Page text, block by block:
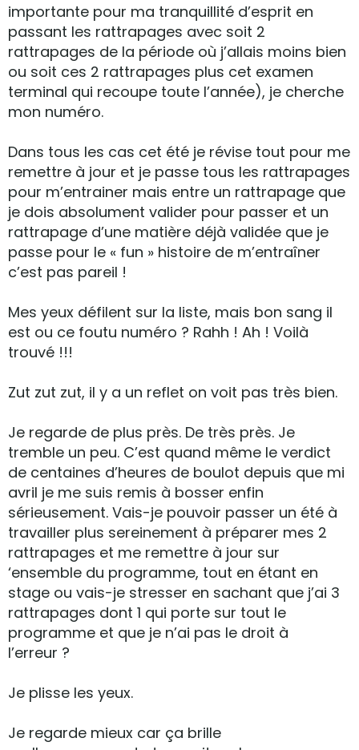
importante pour ma tranquillité d’esprit en
passant les rattrapages avec soit 2
rattrapages de la période où j’allais moins bien
ou soit ces 2 rattrapages plus cet examen
terminal qui recoupe toute l’année), je cherche
mon numéro.
Dans tous les cas cet été je révise tout pour me
remettre à jour et je passe tous les rattrapages
pour m’entrainer mais entre un rattrapage que
je dois absolument valider pour passer et un
rattrapage d’une matière déjà validée que je
passe pour le « fun » histoire de m’entraîner
c’est pas pareil !
Mes yeux défilent sur la liste, mais bon sang il
est ou ce foutu numéro ? Rahh ! Ah ! Voilà
trouvé !!!
Zut zut zut, il y a un reflet on voit pas très bien.
Je regarde de plus près. De très près. Je
tremble un peu. C’est quand même le verdict
de centaines d’heures de boulot depuis que mi
avril je me suis remis à bosser enfin
sérieusement. Vais-je pouvoir passer un été à
travailler plus sereinement à préparer mes 2
rattrapages et me remettre à jour sur
‘ensemble du programme, tout en étant en
stage ou vais-je stresser en sachant que j’ai 3
rattrapages dont 1 qui porte sur tout le
programme et que je n’ai pas le droit à
l’erreur ?
Je plisse les yeux.
Je regarde mieux car ça brille